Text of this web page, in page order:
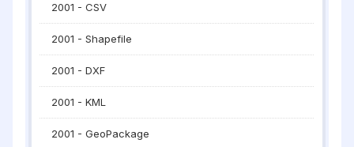
2001 - CSV
2001 - Shapefile
2001 - DXF
2001 - KML
2001 - GeoPackage